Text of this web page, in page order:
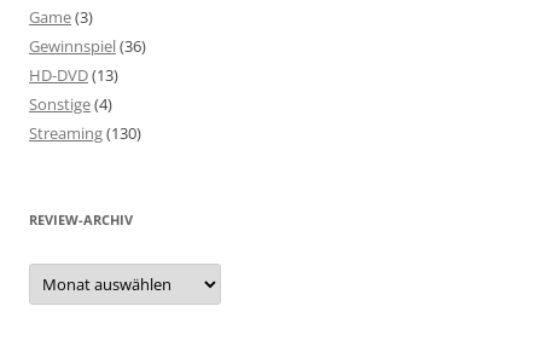
Game(3)
Gewinnspiel(36)
HD-DVD(13)
Sonstige(4)
Streaming(130)
REVIEW-ARCHIV
Review-
Archiv